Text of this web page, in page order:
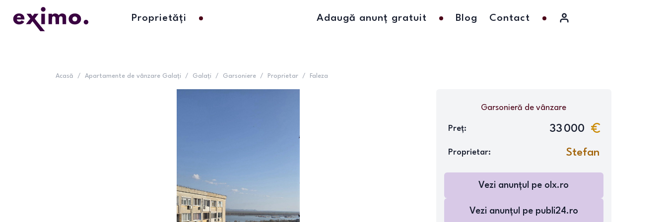
Proprietăți Adaugă anunț gratuit Blog Contact
Acasă / Apartamente de vânzare Galați / Galați / Garsoniere / Proprietar / Faleza
Garsonieră de vânzare
Preț: 33 000
Proprietar: Stefan
Vezi anunțul pe olx.ro
Vezi anunțul pe publi24.ro